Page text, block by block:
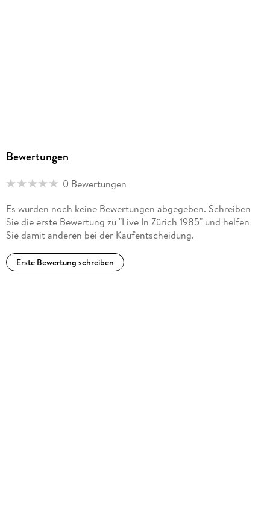
Bewertungen
0 Bewertungen
Es wurden noch keine Bewertungen abgegeben. Schreiben
Sie die erste Bewertung zu "Live In Zürich 1985" und helfen
Sie damit anderen bei der Kaufentscheidung.
Erste Bewertung schreiben